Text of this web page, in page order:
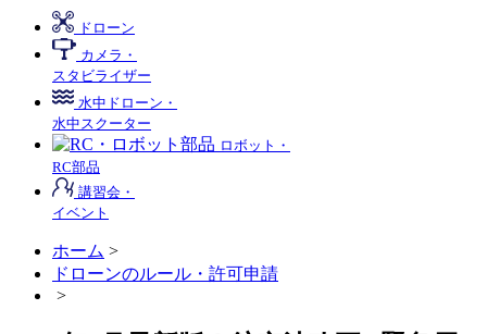
ドローン
カメラ・
スタビライザー
水中ドローン・
水中スクーター
ロボット・
RC部品
講習会・
イベント
ホーム >
ドローンのルール・許可申請
>